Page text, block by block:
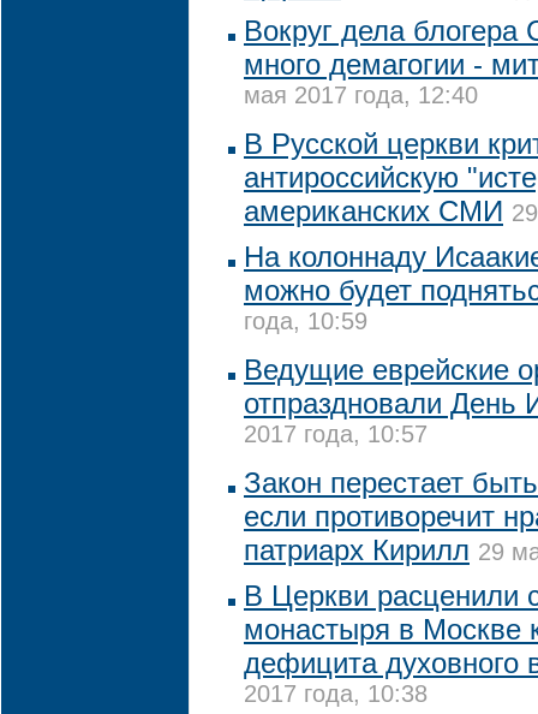
Вокруг дела блогера
много демагогии -
мая 2017 года, 12:40
В Русской церкви
антироссийскую
американских СМИ
На колоннаду
можно будет
года, 10:59
Ведущие еврейские
отпраздновали День
2017 года, 10:57
Закон перестает
если противоречит
патриарх Кирилл 29
В Церкви расценили
монастыря в Москве
дефицита духовного
2017 года, 10:38